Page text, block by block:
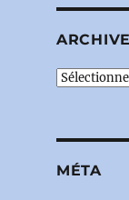
Archives
MÉTA